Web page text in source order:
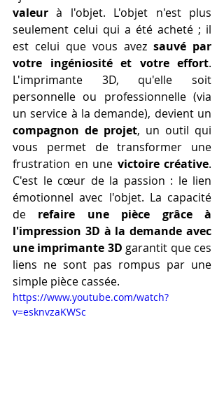
valeur à l'objet. L'objet n'est plus
seulement celui qui a été acheté ; il
est celui que vous avez sauvé par
votre ingéniosité et votre effort.
L'imprimante 3D, qu'elle soit
personnelle ou professionnelle (via
compagnon de projet, un outil qui
vous permet de transformer une
frustration en une victoire créative.
C'est le cœur de la passion : le lien
émotionnel avec l'objet. La capacité
de refaire une pièce grâce à
l'impression 3D à la demande avec
une imprimante 3D garantit que ces
liens ne sont pas rompus par une
simple pièce cassée.
https://www.youtube.com/watch?
v=esknvzaKWSc